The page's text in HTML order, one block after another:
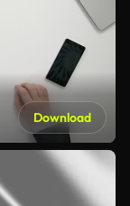
Download